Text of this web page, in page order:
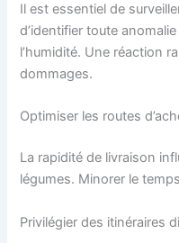
Il est essentiel de
d’identifier toute
l’humidité. Une réaction
dommages.
Optimiser les routes
La rapidité de livraison
légumes. Minorer le
Privilégier des itinéraires